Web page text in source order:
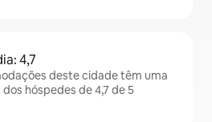
4,7
deste cidade têm uma
hóspedes de 4,7 de 5